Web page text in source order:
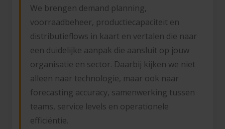
We brengen demand planning,
voorraadbeheer, productiecapaciteit en
distributieflows in kaart en vertalen die naar
een duidelijke aanpak die aansluit op jouw
organisatie en sector. Daarbij kijken we niet
alleen naar technologie, maar ook naar
forecasting accuracy, samenwerking tussen
teams, service levels en operationele
efficiëntie.